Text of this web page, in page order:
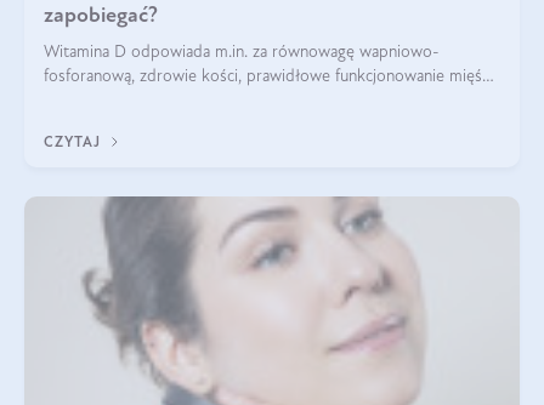
zapobiegać?
Witamina D odpowiada m.in. za równowagę wapniowo-
fosforanową, zdrowie kości, prawidłowe funkcjonowanie mięśni
problemem.
CZYTAJ